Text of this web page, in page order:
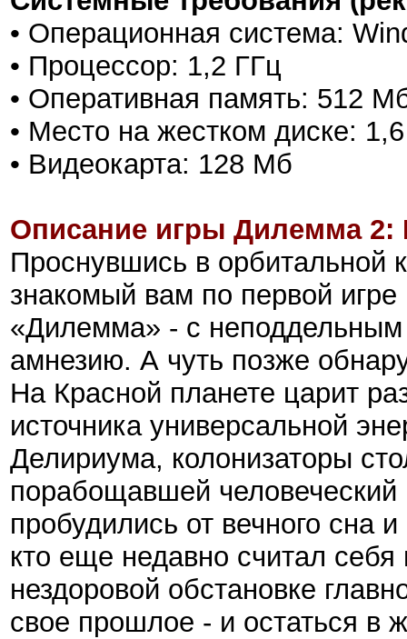
• Операционная система:
• Процессор: 1,2 ГГц
• Оперативная память: 512
• Место на жестком диске:
• Видеокарта: 128 Мб
Описание игры Дилемма 2:
Проснувшись в орбитальной
знакомый вам по первой
«Дилемма» - с
амнезию. А чуть позже
На Красной планете царит
источника универсальной
Делириума, колонизаторы
порабощавшей
пробудились от вечного сна
кто еще недавно считал
нездоровой обстановке
свое прошлое - и остаться в